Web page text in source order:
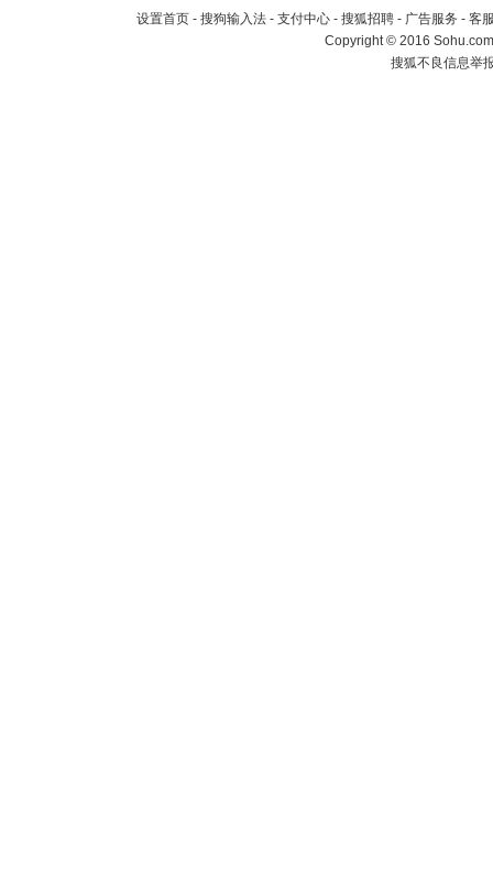
设置首页 - 搜狗输入法 - 支付中心 - 搜狐招聘 - 广告服务 - 客
Copyright©2016
搜狐不良信息举